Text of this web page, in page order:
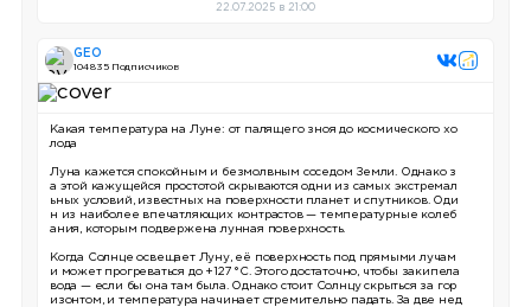
22.07.2025 в 21:00
GEO
104 835 Подписчиков
Какая температура на Луне: от палящего зноя до космического хо
лода
Луна кажется спокойным и безмолвным соседом Земли. Однако з
а этой кажущейся простотой скрываются одни из самых экстремал
ьных условий, известных на поверхности планет и спутников. Оди
н из наиболее впечатляющих контрастов — температурные колеб
ания, которым подвержена лунная поверхность.
Когда Солнце освещает Луну, её поверхность под прямыми лучам
и может прогреваться до +127 °C. Этого достаточно, чтобы закипела
вода — если бы она там была. Однако стоит Солнцу скрыться за гор
изонтом, и температура начинает стремительно падать. За две нед